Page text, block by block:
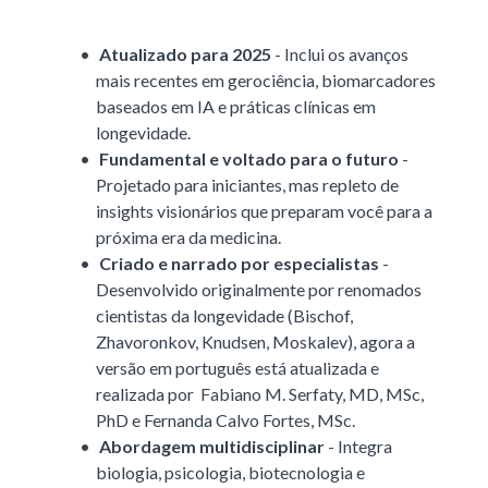
Atualizado para 2025 - Inclui os avanços
mais recentes em gerociência, biomarcadores
baseados em IA e práticas clínicas em
longevidade.
Fundamental e voltado para o futuro -
Projetado para iniciantes, mas repleto de
insights visionários que preparam você para a
próxima era da medicina.
Criado e narrado por especialistas -
Desenvolvido originalmente por renomados
cientistas da longevidade (Bischof,
Zhavoronkov, Knudsen, Moskalev), agora a
versão em português está atualizada e
realizada por Fabiano M. Serfaty, MD, MSc,
PhD e Fernanda Calvo Fortes, MSc.
Abordagem multidisciplinar- Integra
biologia, psicologia, biotecnologia e